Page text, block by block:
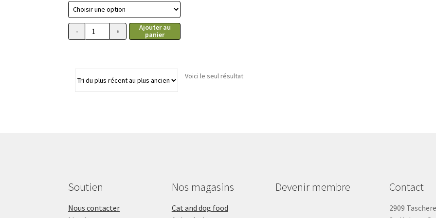
3.09$
à
66.75$
quantité
Royal
Canin
pour
- +
Ajouter au
panier
Voici le seul résultat
Soutien
Nous contacter
Nos magasins
Cat and dog food
Devenir membre Contact
2909